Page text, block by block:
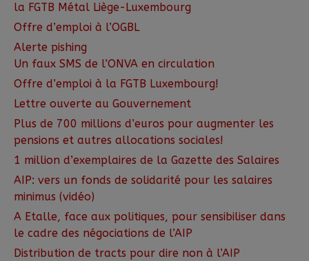
la FGTB Métal Liège-Luxembourg
Offre d’emploi à l’OGBL
Alerte pishing
Un faux SMS de l’ONVA en circulation
Offre d’emploi à la FGTB Luxembourg!
Lettre ouverte au Gouvernement
Plus de 700 millions d’euros pour augmenter les
pensions et autres allocations sociales!
1 million d’exemplaires de la Gazette des Salaires
AIP: vers un fonds de solidarité pour les salaires
minimus (vidéo)
A Etalle, face aux politiques, pour sensibiliser dans
le cadre des négociations de l’AIP
Distribution de tracts pour dire non à l’AIP